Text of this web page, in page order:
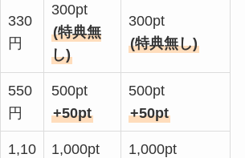
330
円
300pt
(特典無
し)
300pt
(特典無し)
550
円
500pt
+50pt
500pt
+50pt
1,10
1,000pt
1,000pt